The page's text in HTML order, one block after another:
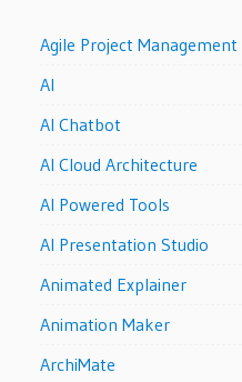
Agile Project Management
AI
AI Chatbot
AI Cloud Architecture
AI Powered Tools
AI Presentation Studio
Animated Explainer
Animation Maker
ArchiMate